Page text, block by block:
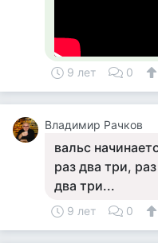
9 лет 0
Владимир Рачков
вальс
раз два три,
два три...
9 лет 0